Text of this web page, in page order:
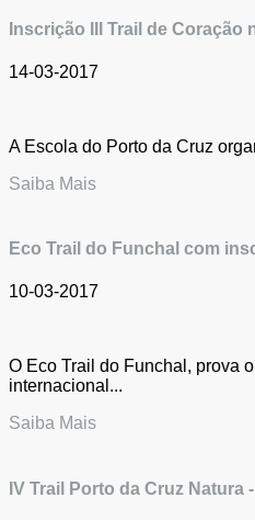
Inscrição III Trail de Coração
14-03-2017
A Escola do Porto da Cruz
Saiba Mais
Eco Trail do Funchal com
10-03-2017
O Eco Trail do Funchal, prova
internacional...
Saiba Mais
IV Trail Porto da Cruz